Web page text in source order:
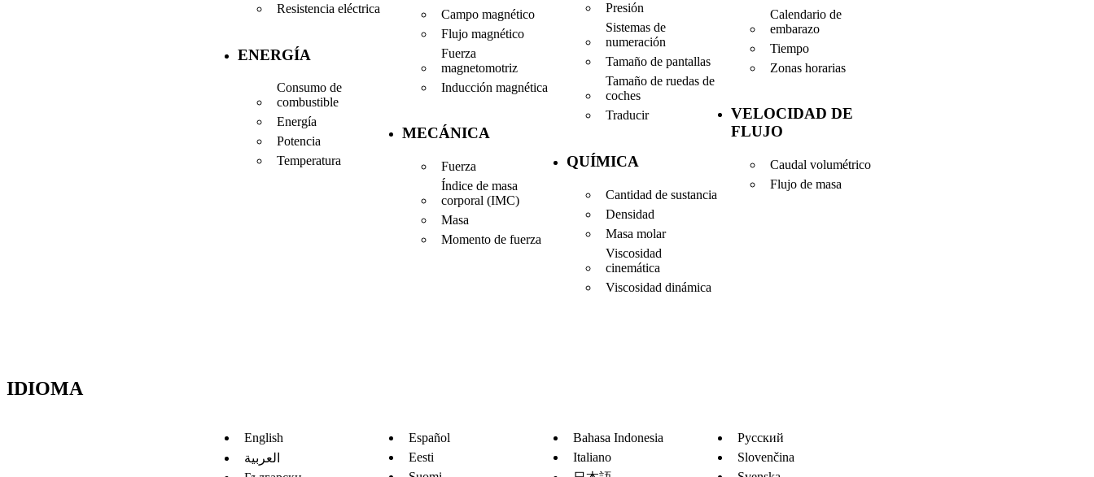
Resistencia eléctrica
ENERGÍA
Consumo de
combustible
Energía
Potencia
Temperatura
Campo magnético
Flujo magnético
Fuerza
magnetomotriz
Inducción magnética
MECÁNICA
Fuerza
Índice de masa
corporal (IMC)
Masa
Momento de fuerza
Presión
Sistemas de
numeración
Tamaño de pantallas
Tamaño de ruedas de
coches
Traducir
QUÍMICA
Cantidad de sustancia
Densidad
Masa molar
Viscosidad
cinemática
Viscosidad dinámica
Calendario de
embarazo
Tiempo
Zonas horarias
VELOCIDAD DE
FLUJO
Caudal volumétrico
Flujo de masa
IDIOMA
English
العربية
Español
Eesti
Bahasa Indonesia
Italiano
Русский
Slovenčina